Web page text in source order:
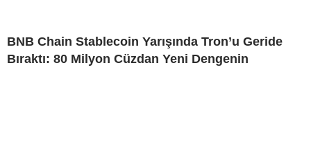
BNB Chain Stablecoin Yarışında Tron’u Geride
Bıraktı: 80 Milyon Cüzdan Yeni Dengenin